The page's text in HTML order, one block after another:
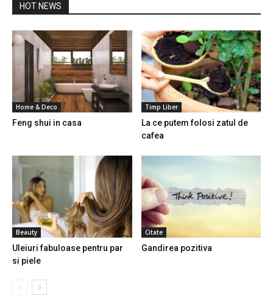
HOT NEWS
Home & Deco
Feng shui in casa
Timp Liber
La ce putem folosi zatul de
cafea
Beauty
Uleiuri fabuloase pentru par
si piele
Citate
Gandirea pozitiva